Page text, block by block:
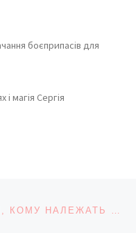
боєприпасів для
магія Сергія